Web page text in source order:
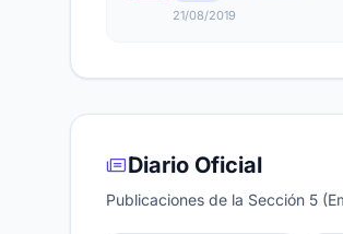
21/08/2019
Diario Oficial
Publicaciones de la Sección 5